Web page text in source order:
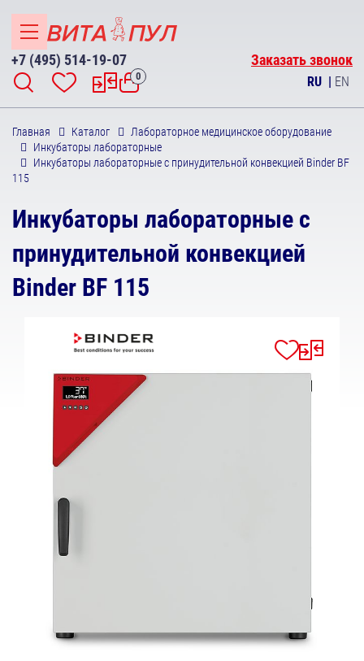
+7 (495) 514-19-07 Заказать звонок
0 RU | EN
Главная Каталог
Лабораторное медицинское оборудование
Инкубаторы лабораторные
Инкубаторы лабораторные с принудительной конвекцией Binder BF
115
Инкубаторы лабораторные с
принудительной конвекцией
Binder BF 115